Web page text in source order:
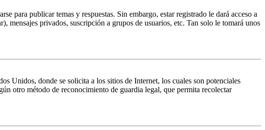
para publicar temas y respuestas. Sin embargo, estar registrado le dará acceso a
mensajes privados, suscripción a grupos de usuarios, etc. Tan solo le tomará unos
Unidos, donde se solicita a los sitios de Internet, los cuales son potenciales
otro método de reconocimiento de guardia legal, que permita recolectar